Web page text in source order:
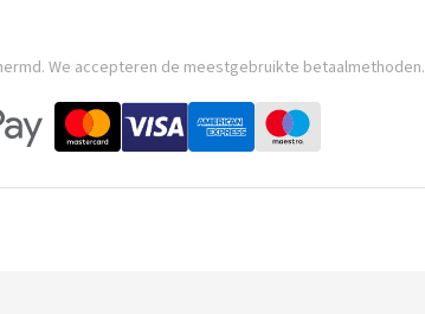
We accepteren de meestgebruikte betaalmethoden.